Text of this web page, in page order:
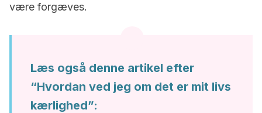
være forgæves.
Læs også denne artikel efter
“Hvordan ved jeg om det er mit livs
kærlighed”: